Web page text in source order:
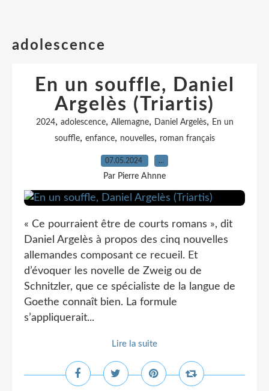
adolescence
En un souffle, Daniel
Argelès (Triartis)
2024, adolescence, Allemagne, Daniel Argelès, En un
souffle, enfance, nouvelles, roman français
07.05.2024 …
Par Pierre Ahnne
« Ce pourraient être de courts romans », dit
Daniel Argelès à propos des cinq nouvelles
allemandes composant ce recueil. Et
d’évoquer les novelle de Zweig ou de
Schnitzler, que ce spécialiste de la langue de
Goethe connaît bien. La formule
s’appliquerait...
Lire la suite